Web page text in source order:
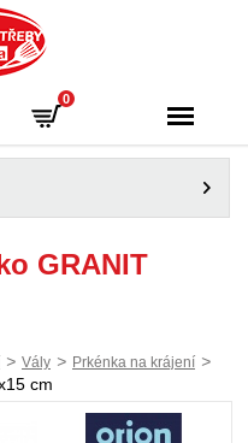
0
GRANIT
> Vály > Prkénka na krájení >
cm